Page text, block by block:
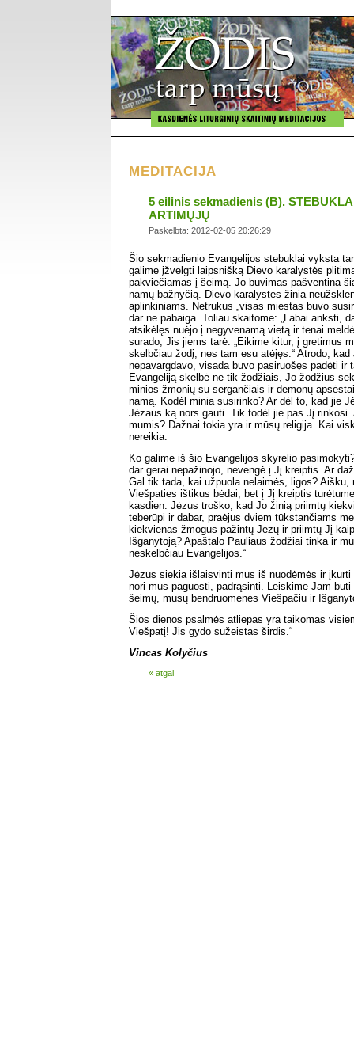
MEDITACIJA
5 eilinis sekmadienis (B).
ARTIMŲJŲ
Paskelbta: 2012-02-05 20:26:29
Šio sekmadienio Evangelijos stebuklai vyksta
galime įžvelgti laipsnišką Dievo karalystės
pakviečiamas į šeimą. Jo buvimas pašventina
namų bažnyčią. Dievo karalystės žinia
aplinkiniams. Netrukus „visas miestas buvo
dar ne pabaiga. Toliau skaitome: „Labai anksti,
atsikėlęs nuėjo į negyvenamą vietą ir tenai
surado, Jis jiems tarė: „Eikime kitur, į gretimus
skelbčiau žodį, nes tam esu atėjęs.“ Atrodo, kad
nepavargdavo, visada buvo pasiruošęs padėti ir
Evangeliją skelbė ne tik žodžiais, Jo žodžius
minios žmonių su sergančiais ir demonų
namą. Kodėl minia susirinko? Ar dėl to, kad jie
Jėzaus ką nors gauti. Tik todėl jie pas Jį rinkosi.
mumis? Dažnai tokia yra ir mūsų religija. Kai
nereikia.
Ko galime iš šio Evangelijos skyrelio
dar gerai nepažinojo, nevengė į Jį kreiptis. Ar
Gal tik tada, kai užpuola nelaimės, ligos? Aišku,
Viešpaties ištikus bėdai, bet į Jį kreiptis
kasdien. Jėzus troško, kad Jo žinią priimtų
teberūpi ir dabar, praėjus dviem tūkstančiams
kiekvienas žmogus pažintų Jėzų ir priimtų Jį
Išganytoją? Apaštalo Pauliaus žodžiai tinka ir
neskelbčiau Evangelijos.“
Jėzus siekia išlaisvinti mus iš nuodėmės ir
nori mus paguosti, padrąsinti. Leiskime Jam
šeimų, mūsų bendruomenės Viešpačiu ir
Šios dienos psalmės atliepas yra taikomas
Viešpatį! Jis gydo sužeistas širdis.“
Vincas Kolyčius
« atgal